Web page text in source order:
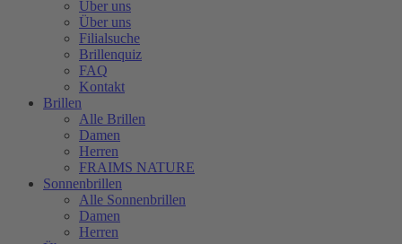
Über uns
Über uns
Filialsuche
Brillenquiz
FAQ
Kontakt
Brillen
Alle Brillen
Damen
Herren
FRAIMS NATURE
Sonnenbrillen
Alle Sonnenbrillen
Damen
Herren